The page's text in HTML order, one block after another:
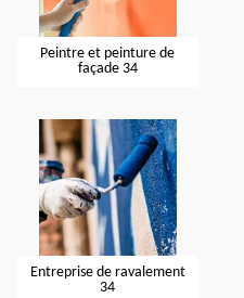
Peintre et peinture de
façade 34
Entreprise de ravalement
34